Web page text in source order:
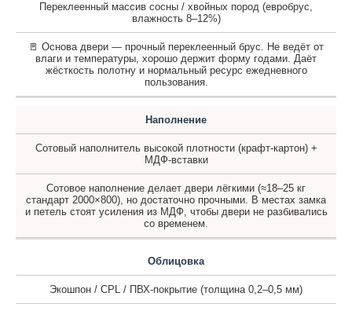
Переклеенный массив сосны / хвойных пород (евробрус,
влажность 8–12%)
🚪 Основа двери — прочный переклеенный брус. Не ведёт от
влаги и температуры, хорошо держит форму годами. Даёт
жёсткость полотну и нормальный ресурс ежедневного
пользования.
Наполнение
Сотовый наполнитель высокой плотности (крафт-картон) +
МДФ-вставки
Сотовое наполнение делает двери лёгкими (≈18–25 кг
стандарт 2000×800), но достаточно прочными. В местах замка
и петель стоят усиления из МДФ, чтобы двери не разбивались
со временем.
Облицовка
Экошпон / CPL / ПВХ-покрытие (толщина 0,2–0,5 мм)